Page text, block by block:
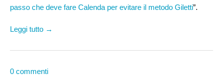
passo che deve fare Calenda per evitare il metodo Giletti”.
Leggi tutto →
0 commenti